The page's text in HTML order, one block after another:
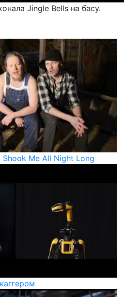
Jingle Bells на басу.
Me All Night Long